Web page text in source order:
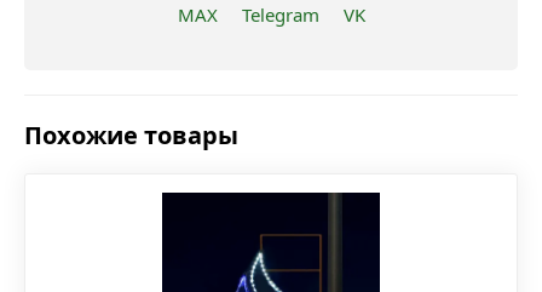
MAX
Telegram VK
Похожие товары